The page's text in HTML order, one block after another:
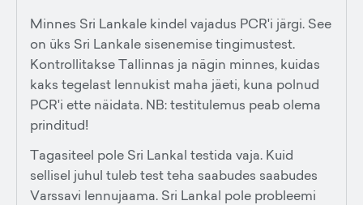
Minnes Sri Lankale kindel vajadus PCR'i järgi. See
on üks Sri Lankale sisenemise tingimustest.
Kontrollitakse Tallinnas ja nägin minnes, kuidas
kaks tegelast lennukist maha jäeti, kuna polnud
PCR'i ette näidata. NB: testitulemus peab olema
prinditud!
Tagasiteel pole Sri Lankal testida vaja. Kuid
sellisel juhul tuleb test teha saabudes saabudes
Varssavi lennujaama. Sri Lankal pole probleemi